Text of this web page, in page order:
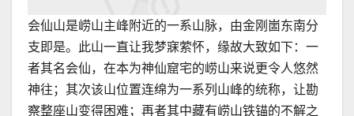
会仙山是崂山主峰附近的一系山脉，由金刚崮东南分
支即是。此山一直让我梦寐萦怀，缘故大致如下：一
者其名会仙，在本为神仙窟宅的崂山来说更令人悠然
神往；其次该山位置连绵为一系列山峰的统称，让勘
察整座山变得困难；再者其中藏有崂山铁锚的不解之